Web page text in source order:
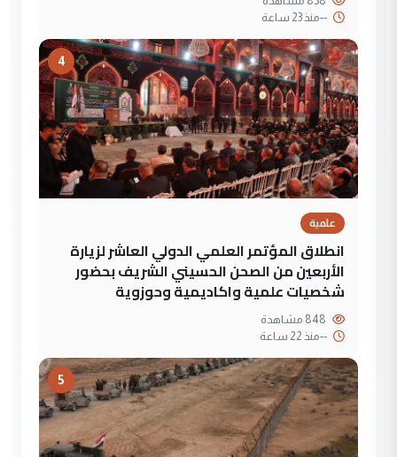
--منذ 23 ساعة
4
علمية
انطلاق المؤتمر العلمي الدولي العاشر لزيارة
الأربعين من الصحن الحسيني الشريف بحضور
شخصيات علمية واكاديمية وحوزوية
--منذ 22 ساعة
5